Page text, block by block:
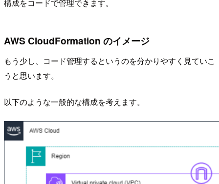
構成をコードで管理できます。
AWS CloudFormation のイメージ
もう少し、コード管理するというのを分かりやすく見ていこ
うと思います。
以下のような一般的な構成を考えます。